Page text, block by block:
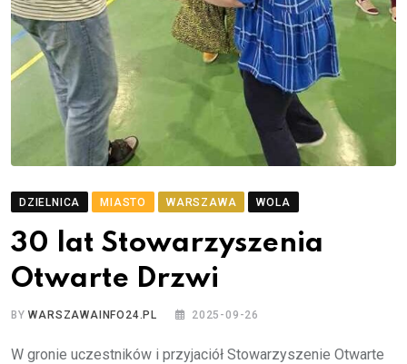
DZIELNICA MIASTO WARSZAWA WOLA
30 lat Stowarzyszenia
Otwarte Drzwi
BYWARSZAWAINFO24.PL 2025-09-26
W gronie uczestników i przyjaciół Stowarzyszenie Otwarte